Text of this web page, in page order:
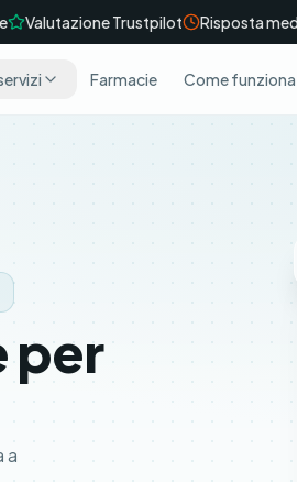
Trustpilot Risposta medica
Farmacie Come funziona
per
a